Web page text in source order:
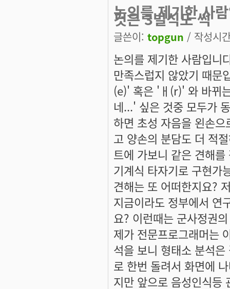
논의를 제기한 사
것은 3벌식도 썩
글쓴이: topgun / 작성시
논의를 제기한 사람입니
만족스럽지 않았기 때
(e)' 혹은 'ㅐ(r)' 와 바뀌
네...' 싶은 것중 모두가
하면 초성 자음을 왼손
고 양손의 분담도 더 적
트에 가보니 같은 견해
기계식 타자기로 구현가
견해는 또 어떠한지요?
지금이라도 정부에서 연
요? 이런때는 군사정권
제가 전문프로그래머는
석을 보니 형태소 분석
로 한번 돌려서 화면에
지만 앞으로 음성인식등